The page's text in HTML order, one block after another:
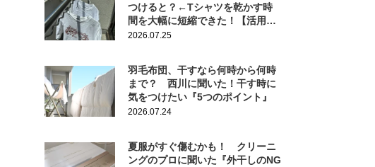
つけると？←Tシャツを乾かす時
間を大幅に短縮できた！【活用
法】
2026.07.25
羽毛布団、干すなら何時から何時
まで？ 西川に聞いた！干す時に
気をつけたい『5つのポイント』
2026.07.24
夏服がすぐ傷むかも！ クリーニ
ングのプロに聞いた『外干しのNG